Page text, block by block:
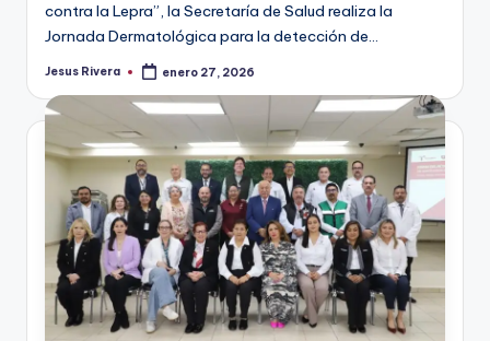
contra la Lepra”, la Secretaría de Salud realiza la
Jornada Dermatológica para la detección de…
Publicado
Jesus Rivera enero 27, 2026